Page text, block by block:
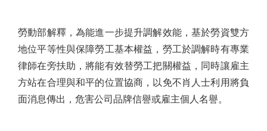
勞動部解釋，為能進一步提升調解效能，基於勞資雙方
地位平等性與保障勞工基本權益，勞工於調解時有專業
律師在旁扶助，將能有效替勞工把關權益，同時讓雇主
方站在合理與和平的位置協商，以免不肖人士利用將負
面消息傳出，危害公司品牌信譽或雇主個人名譽。